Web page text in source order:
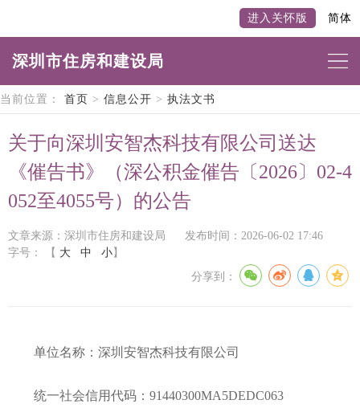
进入关怀版 简体
深圳市住房和建设局
当前位置： 首页 > 信息公开 > 执法文书
关于向深圳安智杰科技有限公司送达
《催告书》（深公积金催告〔2026〕02-4
052至4055号）的公告
文章来源：深圳市住房和建设局
发布时间：2026-06-02 17:46
字号：
【 大 中 小 】
分享到：
单位名称：深圳安智杰科技有限公司
统一社会信用代码：91440300MA5DEDC063